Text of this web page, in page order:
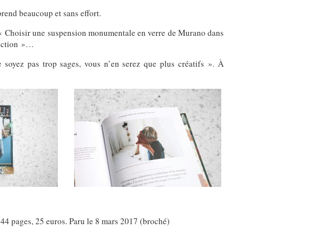
beaucoup et sans effort.
une suspension monumentale en verre de Murano dans
»…
pas trop sages, vous n’en serez que plus créatifs ». À
pages, 25 euros. Paru le 8 mars 2017 (broché)